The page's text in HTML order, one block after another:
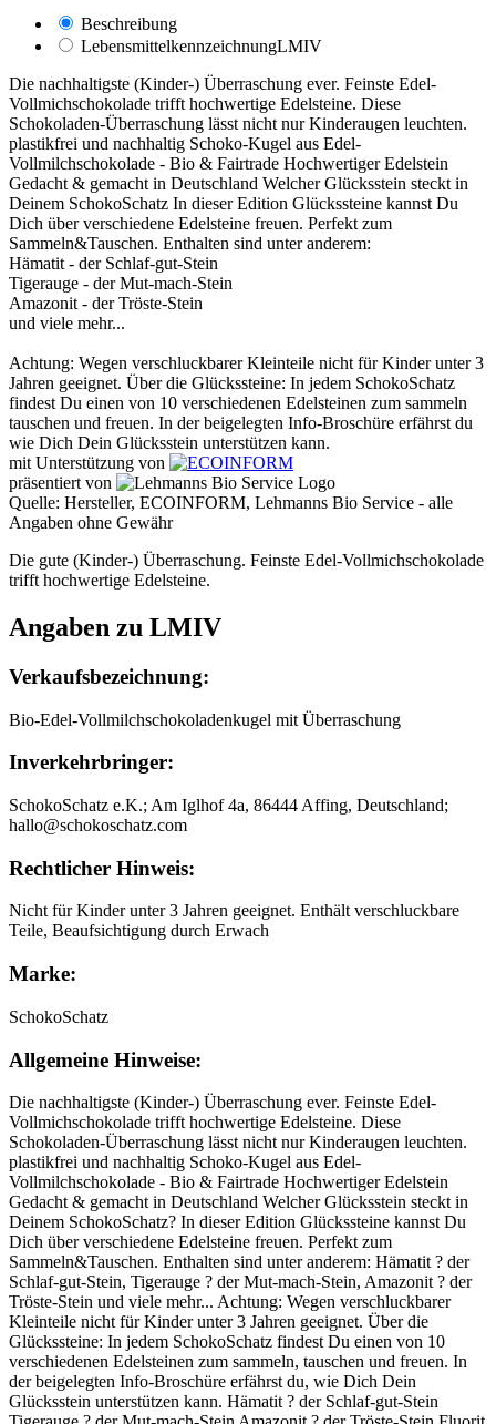
Beschreibung
LebensmittelkennzeichnungLMIV
Die nachhaltigste (Kinder-) Überraschung ever. Feinste Edel-
Vollmichschokolade trifft hochwertige Edelsteine. Diese
Schokoladen-Überraschung lässt nicht nur Kinderaugen leuchten.
plastikfrei und nachhaltig Schoko-Kugel aus Edel-
Vollmilchschokolade - Bio & Fairtrade Hochwertiger Edelstein
Gedacht & gemacht in Deutschland Welcher Glücksstein steckt in
Deinem SchokoSchatz In dieser Edition Glückssteine kannst Du
Dich über verschiedene Edelsteine freuen. Perfekt zum
Sammeln&Tauschen. Enthalten sind unter anderem:
Hämatit - der Schlaf-gut-Stein
Tigerauge - der Mut-mach-Stein
Amazonit - der Tröste-Stein
und viele mehr...
Achtung: Wegen verschluckbarer Kleinteile nicht für Kinder unter 3
Jahren geeignet. Über die Glückssteine: In jedem SchokoSchatz
findest Du einen von 10 verschiedenen Edelsteinen zum sammeln
tauschen und freuen. In der beigelegten Info-Broschüre erfährst du
wie Dich Dein Glücksstein unterstützen kann.
mit Unterstützung von
präsentiert von
Quelle: Hersteller, ECOINFORM, Lehmanns Bio Service - alle
Angaben ohne Gewähr
Die gute (Kinder-) Überraschung. Feinste Edel-Vollmichschokolade
trifft hochwertige Edelsteine.
Angaben zu LMIV
Verkaufsbezeichnung:
Bio-Edel-Vollmilchschokoladenkugel mit Überraschung
Inverkehrbringer:
SchokoSchatz e.K.; Am Iglhof 4a, 86444 Affing, Deutschland;
hallo@schokoschatz.com
Rechtlicher Hinweis:
Nicht für Kinder unter 3 Jahren geeignet. Enthält verschluckbare
Teile, Beaufsichtigung durch Erwach
Marke:
SchokoSchatz
Allgemeine Hinweise:
Die nachhaltigste (Kinder-) Überraschung ever. Feinste Edel-
Vollmichschokolade trifft hochwertige Edelsteine. Diese
Schokoladen-Überraschung lässt nicht nur Kinderaugen leuchten.
plastikfrei und nachhaltig Schoko-Kugel aus Edel-
Vollmilchschokolade - Bio & Fairtrade Hochwertiger Edelstein
Gedacht & gemacht in Deutschland Welcher Glücksstein steckt in
Deinem SchokoSchatz? In dieser Edition Glückssteine kannst Du
Dich über verschiedene Edelsteine freuen. Perfekt zum
Sammeln&Tauschen. Enthalten sind unter anderem: Hämatit ? der
Schlaf-gut-Stein, Tigerauge ? der Mut-mach-Stein, Amazonit ? der
Tröste-Stein und viele mehr... Achtung: Wegen verschluckbarer
Kleinteile nicht für Kinder unter 3 Jahren geeignet. Über die
Glückssteine: In jedem SchokoSchatz findest Du einen von 10
verschiedenen Edelsteinen zum sammeln, tauschen und freuen. In
der beigelegten Info-Broschüre erfährst du, wie Dich Dein
Glücksstein unterstützen kann. Hämatit ? der Schlaf-gut-Stein